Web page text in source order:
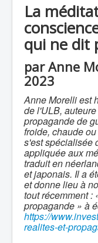
La
qui ne dit
par Anne
2023
Anne Morelli est
de l'ULB,
propagande de
froide, chaude
s'est spécialisée
appliquée aux
traduit en
et japonais. Il a
et donne lieu à
tout récemment :
propagande » à
https://
realites-et-